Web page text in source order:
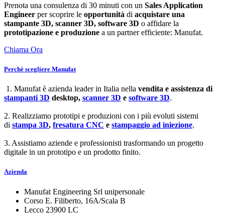
Prenota una consulenza di 30 minuti con un Sales Application
Engineer per scoprire le opportunità di acquistare una
stampante 3D, scanner 3D, software 3D o affidare la
prototipazione e produzione a un partner efficiente: Manufat.
Chiama Ora
Perchè scegliere Manufat
1. Manufat è azienda leader in Italia nella vendita e assistenza di
stampanti 3D desktop, scanner 3D e software 3D.
2. Realizziamo prototipi e produzioni con i più evoluti sistemi
di stampa 3D, fresatura CNC e stampaggio ad iniezione.
3. Assistiamo aziende e professionisti trasformando un progetto
digitale in un prototipo e un prodotto finito.
Azienda
Manufat Engineering Srl unipersonale
Corso E. Filiberto, 16A/Scala B
Lecco 23900 LC